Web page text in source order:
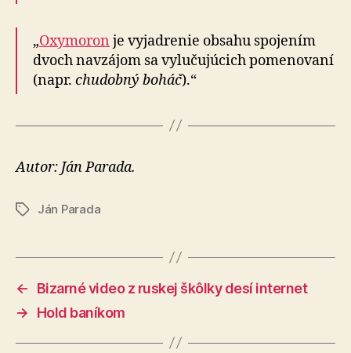
„Oxymoron je vyjadrenie obsahu spojením
dvoch navzájom sa vylučujúcich pomenovaní
(napr. chudobný boháč).“
Autor: Ján Parada.
ZnačkyJán Parada
←
Bizarné video z ruskej škôlky desí internet
→
Hold baníkom